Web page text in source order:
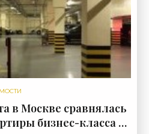
в Москве сравнялась
бизнес-класса -